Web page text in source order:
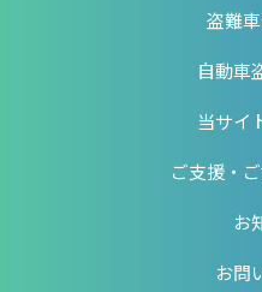
盗難
自動車
当サイ
ご支援・
お
お問